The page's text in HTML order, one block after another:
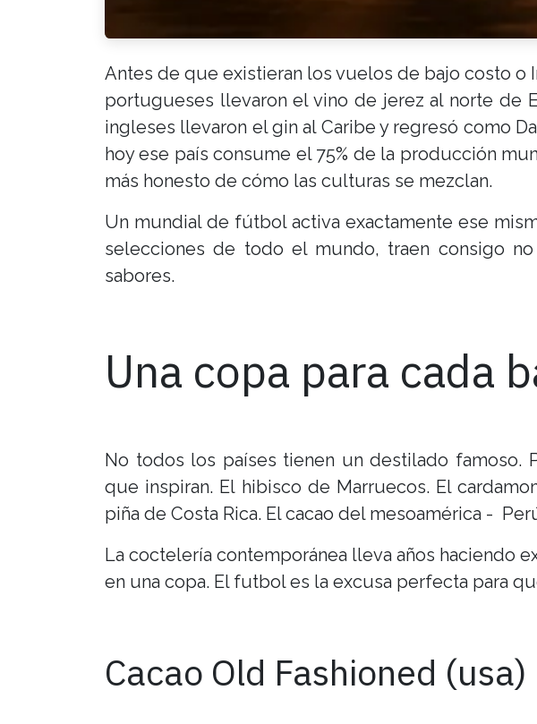
Antes de que existieran los vuelos de bajo costo o
portugueses llevaron el vino de jerez al norte de
ingleses llevaron el gin al Caribe y regresó como
hoy ese país consume el 75% de la producción
más honesto de cómo las culturas se mezclan.
Un mundial de fútbol activa exactamente ese
selecciones de todo el mundo, traen consigo
sabores.
Una copa para cada
No todos los países tienen un destilado famoso.
que inspiran. El hibisco de Marruecos. El
piña de Costa Rica. El cacao del mesoamérica -
La coctelería contemporánea lleva años haciendo
en una copa. El futbol es la excusa perfecta para
Cacao Old Fashioned (usa)